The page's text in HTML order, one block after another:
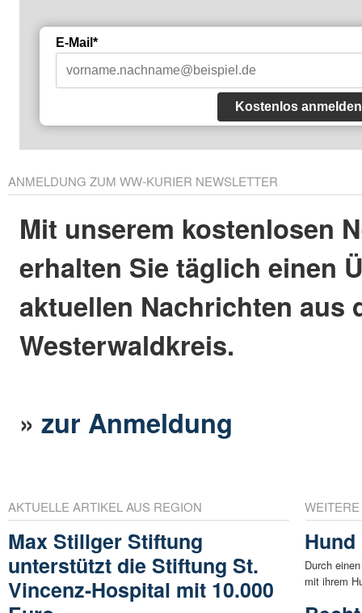
E-Mail*
Kostenlos anmelden
ANMELDUNG ZUM WW-KURIER NEWSLETTER
Mit unserem kostenlosen
erhalten Sie täglich einen
aktuellen Nachrichten aus
Westerwaldkreis.
»zur Anmeldung
AKTUELLE ARTIKEL AUS REGION
Max Stillger Stiftung
unterstützt die Stiftung St.
Vincenz-Hospital mit 10.000
Durch
mit ihrem